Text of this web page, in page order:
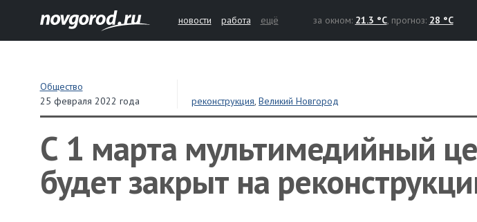
новости работа ещё за окном: 21.3 °C, прогноз: 28 °C
Общество
25 февраля 2022 года
реконструкция,Великий Новгород
С 1 марта мультимедийный
будет закрыт на